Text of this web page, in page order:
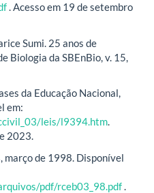
. Acesso em 19 de setembro
Sumi. 25 anos de
Biologia da SBEnBio, v. 15,
da Educação Nacional,
em:
leis/l9394.htm.
2023.
março de 1998. Disponível
pdf/rceb03_98.pdf.